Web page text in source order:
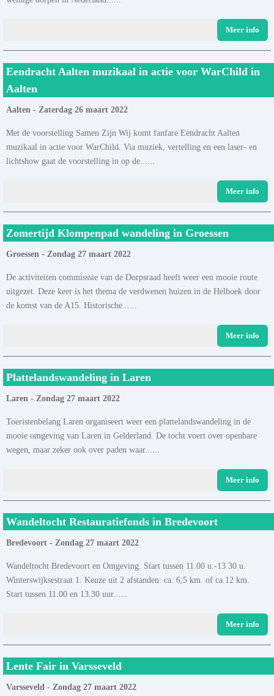
Meer info
Eendracht Aalten muzikaal in actie voor WarChild in
Aalten
Aalten - Zaterdag 26 maart 2022
Met de voorstelling Samen Zijn Wij komt fanfare Eendracht Aalten
muzikaal in actie voor WarChild. Via muziek, vertelling en een laser- en
lichtshow gaat de voorstelling in op de......
Meer info
Zomertijd Klompenpad wandeling in Groessen
Groessen - Zondag 27 maart 2022
De activiteiten commisssie van de Dorpsraad heeft weer een mooie route
uitgezet. Deze keer is het thema de verdwenen huizen in de Helhoek door
de komst van de A15. Historische......
Meer info
Plattelandswandeling in Laren
Laren - Zondag 27 maart 2022
Toeristenbelang Laren organiseert weer een plattelandswandeling in de
mooie omgeving van Laren in Gelderland. De tocht voert over openbare
wegen, maar zeker ook over paden waar......
Meer info
Wandeltocht Restauratiefonds in Bredevoort
Bredevoort - Zondag 27 maart 2022
Wandeltocht Bredevoort en Omgeving. Start tussen 11.00 u.-13.30 u.
Winterswijksestraat 1. Keuze uit 2 afstanden: ca. 6,5 km. of ca.12 km.
Start tussen 11.00 en 13.30 uur......
Meer info
Lente Fair in Varsseveld
Varsseveld - Zondag 27 maart 2022